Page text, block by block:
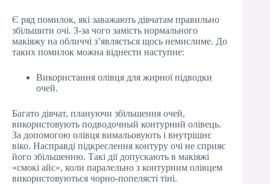
Є ряд помилок, які заважають дівчатам правильно
збільшити очі. З-за чого замість нормального
макіяжу на обличчі з’являється щось немислиме. До
таких помилок можна віднести наступне:
Використання олівця для жирної підводки
очей.
Багато дівчат, плануючи збільшення очей,
використовують подводочный контурний олівець.
За допомогою олівця вимальовують і внутрішнє
віко. Насправді підкреслення контуру очі не сприяє
його збільшенню. Такі дії допускають в макіяжі
«смокі айс», коли паралельно з контурним олівцем
використовуються чорно-попелясті тіні.